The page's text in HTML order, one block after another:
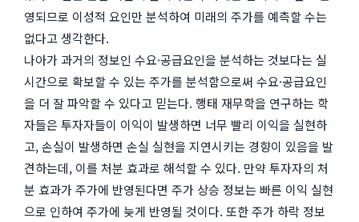
영되므로 이성적 요인만 분석하여 미래의 주가를 예측할 수는
없다고 생각한다.
나아가 과거의 정보인 수요·공급요인을 분석하는 것보다는 실
시간으로 확보할 수 있는 주가를 분석함으로써 수요·공급요인
을 더 잘 파악할 수 있다고 믿는다. 행태 재무학을 연구하는 학
자들은 투자자들이 이익이 발생하면 너무 빨리 이익을 실현하
고, 손실이 발생하면 손실 실현을 지연시키는 경향이 있음을 발
견하는데, 이를 처분 효과로 해석할 수 있다. 만약 투자자의 처
분 효과가 주가에 반영된다면 주가 상승 정보는 빠른 이익 실현
으로 인하여 주가에 늦게 반영될 것이다. 또한 주가 하락 정보